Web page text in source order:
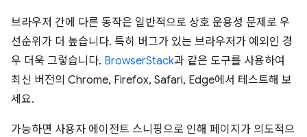
브라우저 간에 다른 동작은 일반적으로 상호 운용성 문제로 우
선순위가 더 높습니다. 특히 버그가 있는 브라우저가 예외인 경
우 더욱 그렇습니다. BrowserStack과 같은 도구를 사용하여
최신 버전의 Chrome, Firefox, Safari, Edge에서 테스트해 보
세요.
가능하면 사용자 에이전트 스니핑으로 인해 페이지가 의도적으